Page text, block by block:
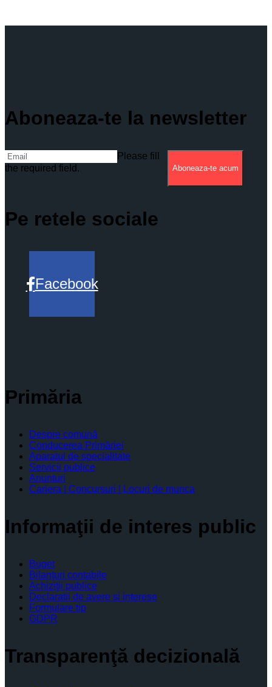
Aboneaza-te la newsletter
Please fill
the required field.
Aboneaza-te acum
Pe retele sociale
Facebook
Primăria
Despre comună
Conducerea Primăriei
Aparatul de specialitate
Servicii publice
Anunturi
Cariera | Concursuri | Locuri de munca
Informaţii de interes public
Buget
Bilanţuri contabile
Achiziţii publice
Declaratii de avere si interese
Formulare tip
GDPR
Transparenţă decizională